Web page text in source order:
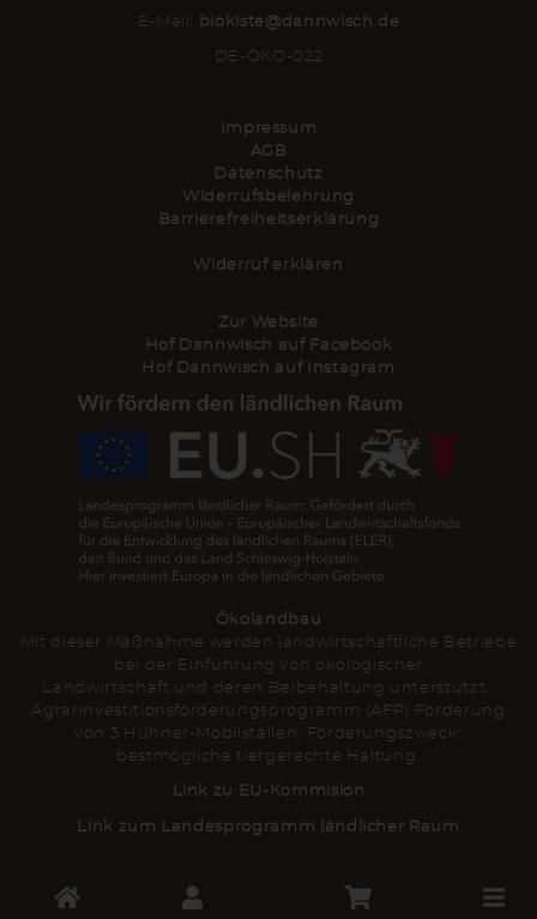
E-Mail: biokiste@dannwisch.de
DE-ÖKO-022
Impressum
AGB
Datenschutz
Widerrufsbelehrung
Barrierefreiheitserklärung
Widerruf erklären
Zur Website
Hof Dannwisch auf Facebook
Hof Dannwisch auf Instagram
Ökolandbau
Mit dieser Maßnahme werden landwirtschaftliche Betriebe
bei der Einführung von ökologischer
Landwirtschaft und deren Beibehaltung unterstützt.
Agrarinvestitionsförderungsprogramm (AFP) Förderung
von 3 Hühner-Mobilställen. Förderungszweck:
bestmögliche tiergerechte Haltung.
Link zu EU-Kommision
Link zum Landesprogramm ländlicher Raum
Toggle